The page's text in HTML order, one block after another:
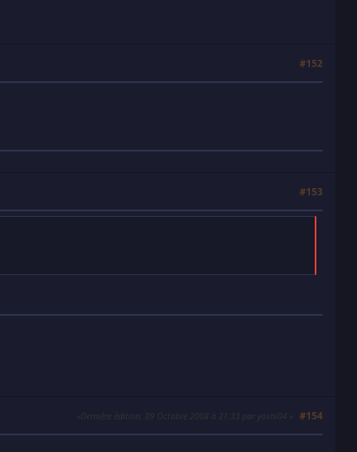
#152
#153
#154
Dernière édition : 09 Octobre 2008 à 21:33 par yoshi04